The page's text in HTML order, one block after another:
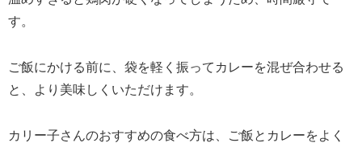
す。
ご飯にかける前に、袋を軽く振ってカレーを混ぜ合わせる
と、より美味しくいただけます。
カリー子さんのおすすめの食べ方は、ご飯とカレーをよく